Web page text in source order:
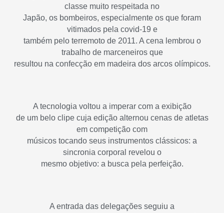
classe muito respeitada no
Japão, os bombeiros, especialmente os que foram
vitimados pela covid-19 e
também pelo terremoto de 2011. A cena lembrou o
trabalho de marceneiros que
resultou na confecção em madeira dos arcos olímpicos.
A tecnologia voltou a imperar com a exibição
de um belo clipe cuja edição alternou cenas de atletas
em competição com
músicos tocando seus instrumentos clássicos: a
sincronia corporal revelou o
mesmo objetivo: a busca pela perfeição.
A entrada das delegações seguiu a